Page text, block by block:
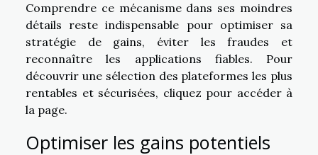
Comprendre ce mécanisme dans ses moindres
détails reste indispensable pour optimiser sa
stratégie de gains, éviter les fraudes et
reconnaître les applications fiables. Pour
découvrir une sélection des plateformes les plus
rentables et sécurisées, cliquez pour accéder à
la page.
Optimiser les gains potentiels